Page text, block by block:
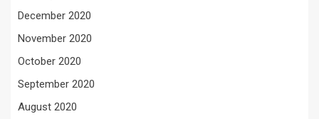
December 2020
November 2020
October 2020
September 2020
August 2020